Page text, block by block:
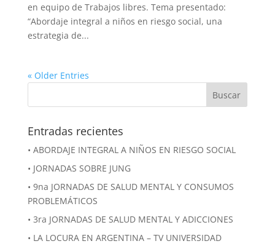
en equipo de Trabajos libres. Tema presentado:
“Abordaje integral a niños en riesgo social, una
estrategia de...
« Older Entries
Entradas recientes
• ABORDAJE INTEGRAL A NIÑOS EN RIESGO SOCIAL
• JORNADAS SOBRE JUNG
• 9na JORNADAS DE SALUD MENTAL Y CONSUMOS
PROBLEMÁTICOS
• 3ra JORNADAS DE SALUD MENTAL Y ADICCIONES
• LA LOCURA EN ARGENTINA – TV UNIVERSIDAD